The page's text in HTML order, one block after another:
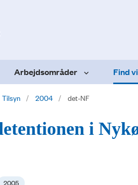
Arbejdsområder Find
Tilsyn 2004 det-NF
i
2005